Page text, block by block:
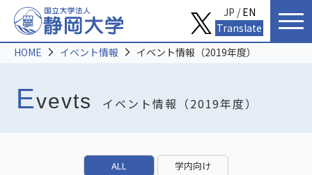
Evevts イベント情報（2019年度）
HOME イベント情報 イベント情報（2019年度）
ALL 学内向け
JP /EN
Translate